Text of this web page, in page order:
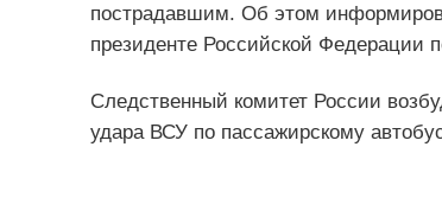
пострадавшим. Об этом
президенте Российской Федерации
Следственный комитет России
удара ВСУ по пассажирскому